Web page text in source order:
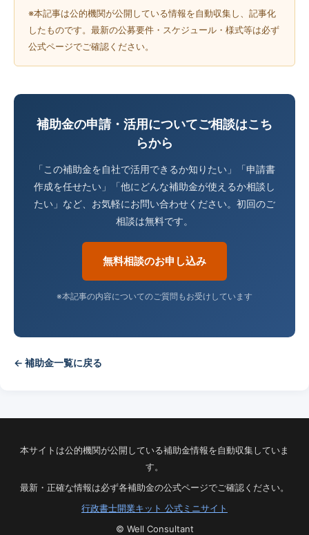
※本記事は公的機関が公開している情報を自動収集し、記事化
したものです。最新の公募要件・スケジュール・様式等は必ず
公式ページでご確認ください。
補助金の申請・活用についてご相談はこち
らから
「この補助金を自社で活用できるか知りたい」「申請書
作成を任せたい」「他にどんな補助金が使えるか相談し
たい」など、お気軽にお問い合わせください。初回のご
相談は無料です。
無料相談のお申し込み
※本記事の内容についてのご質問もお受けしています
← 補助金一覧に戻る
本サイトは公的機関が公開している補助金情報を自動収集していま
す。
最新・正確な情報は必ず各補助金の公式ページでご確認ください。
行政書士開業キット 公式ミニサイト
© Well Consultant